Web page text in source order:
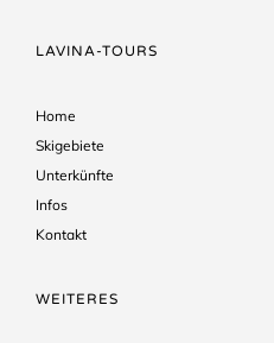
LAVINA-TOURS
Home
Skigebiete
Unterkünfte
Infos
Kontakt
WEITERES